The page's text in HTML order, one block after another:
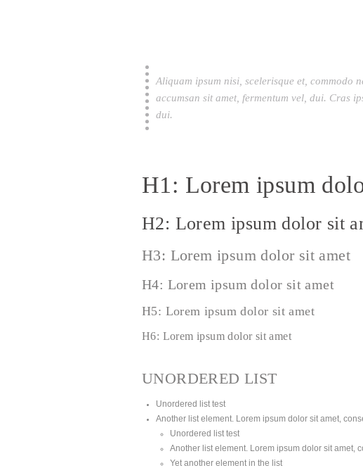
Aliquam ipsum nisi, scelerisque et, commodo
accumsan sit amet, fermentum vel, dui. Cras
dui.
H1: Lorem ipsum
H2: Lorem ipsum dolor sit
H3: Lorem ipsum dolor sit amet
H4: Lorem ipsum dolor sit amet
H5: Lorem ipsum dolor sit amet
H6: Lorem ipsum dolor sit amet
UNORDERED LIST
Unordered list test
Another list element. Lorem ipsum dolor sit amet,
Unordered list test
Another list element. Lorem ipsum dolor sit amet,
Yet another element in the list